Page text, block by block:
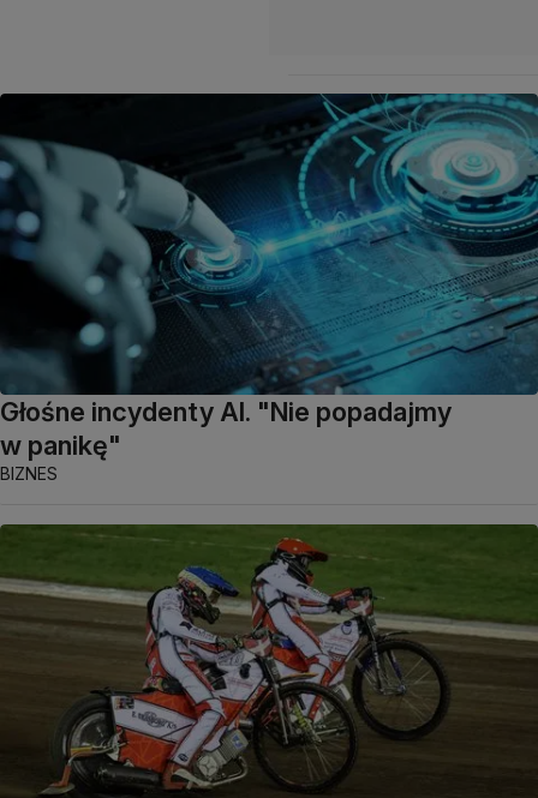
Głośne incydenty AI. "Nie popadajmy
w panikę"
BIZNES